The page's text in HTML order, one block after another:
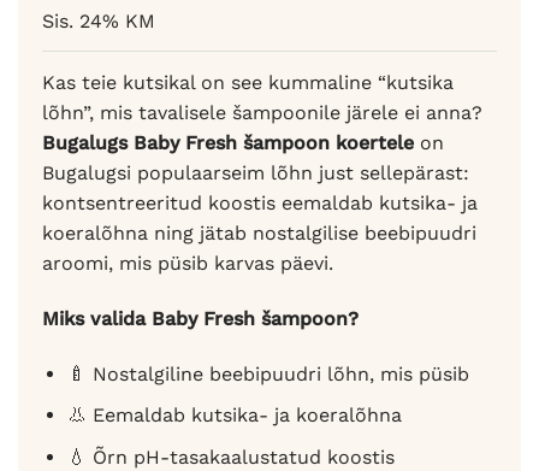
Sis. 24% KM
Kas teie kutsikal on see kummaline “kutsika
lõhn”, mis tavalisele šampoonile järele ei anna?
Bugalugs Baby Fresh šampoon koertele on
Bugalugsi populaarseim lõhn just sellepärast:
kontsentreeritud koostis eemaldab kutsika- ja
koeralõhna ning jätab nostalgilise beebipuudri
aroomi, mis püsib karvas päevi.
Miks valida Baby Fresh šampoon?
🍼 Nostalgiline beebipuudri lõhn, mis püsib
👃 Eemaldab kutsika- ja koeralõhna
💧 Õrn pH-tasakaalustatud koostis